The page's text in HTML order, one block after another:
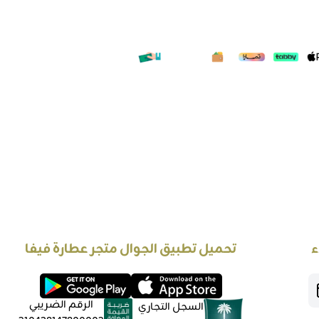
تحميل تطبيق الجوال متجر عطارة فيفا
السجل التجاري
الرقم الضريبي